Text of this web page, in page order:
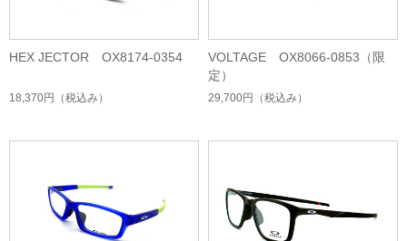
HEX JECTOR OX8174-0354
18,370円 （税込み）
VOLTAGE OX8066-0853（限
定）
29,700円 （税込み）